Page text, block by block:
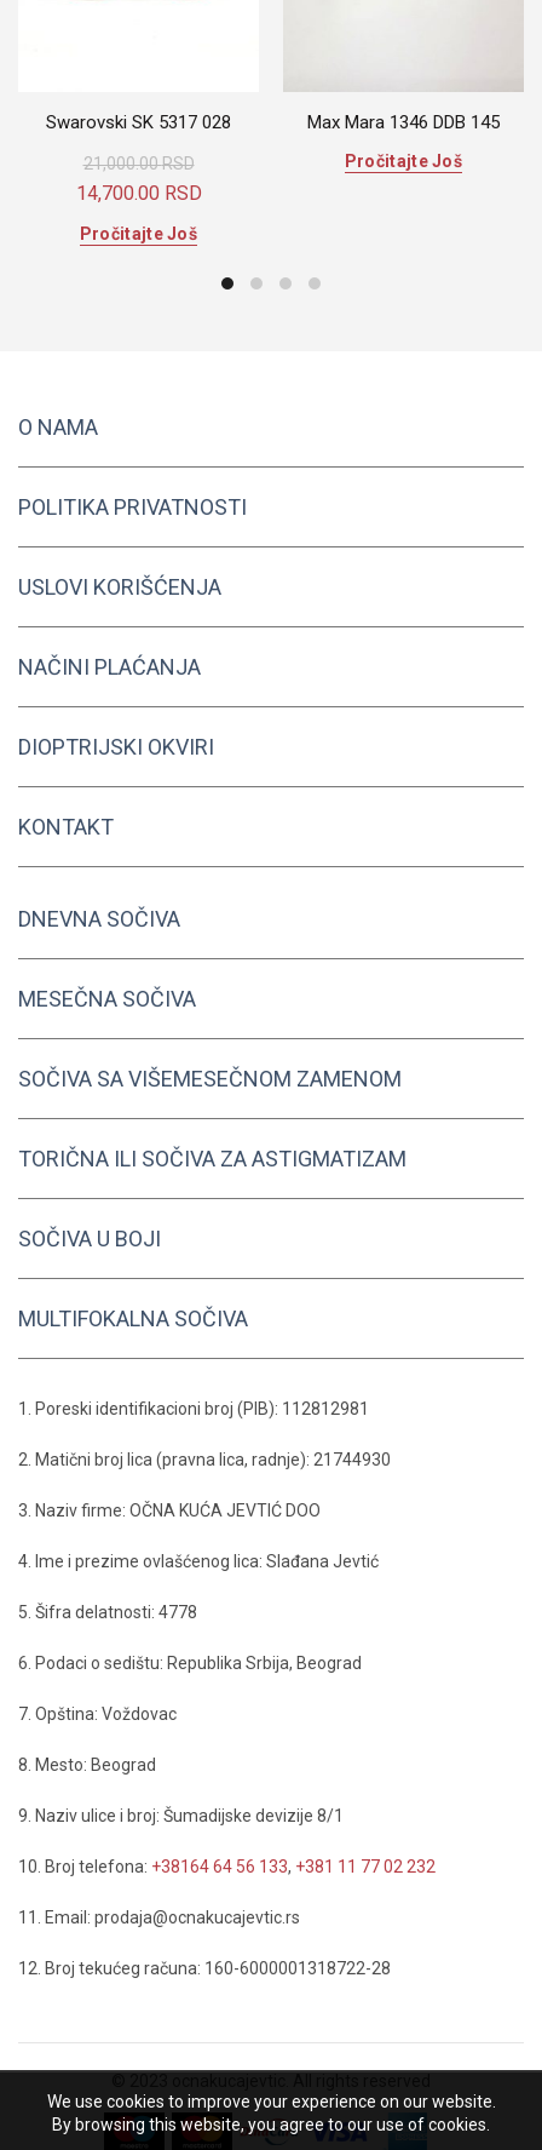
Swarovski SK 5317 028
21,000.00RSD
Originalna
cena
je
14,700.00 RSDTrenutna
14,700.00 RSD.
Pročitajte Još
Max Mara 1346 DDB 145
Pročitajte Još
O NAMA
POLITIKA PRIVATNOSTI
USLOVI KORIŠĆENJA
NAČINI PLAĆANJA
DIOPTRIJSKI OKVIRI
KONTAKT
DNEVNA SOČIVA
MESEČNA SOČIVA
SOČIVA SA VIŠEMESEČNOM ZAMENOM
TORIČNA ILI SOČIVA ZA ASTIGMATIZAM
SOČIVA U BOJI
MULTIFOKALNA SOČIVA
1. Poreski identifikacioni broj (PIB): 112812981
2. Matični broj lica (pravna lica, radnje): 21744930
3. Naziv firme: OČNA KUĆA JEVTIĆ DOO
4. Ime i prezime ovlašćenog lica: Slađana Jevtić
5. Šifra delatnosti: 4778
6. Podaci o sedištu: Republika Srbija, Beograd
7. Opština: Voždovac
8. Mesto: Beograd
9. Naziv ulice i broj: Šumadijske devizije 8/1
10. Broj telefona: +38164 64 56 133, +381 11 77 02 232
11. Email: prodaja@ocnakucajevtic.rs
12. Broj tekućeg računa: 160-6000001318722-28
We use cookies to improve your experience on our website.
By browsing this website, you agree to our use of cookies.